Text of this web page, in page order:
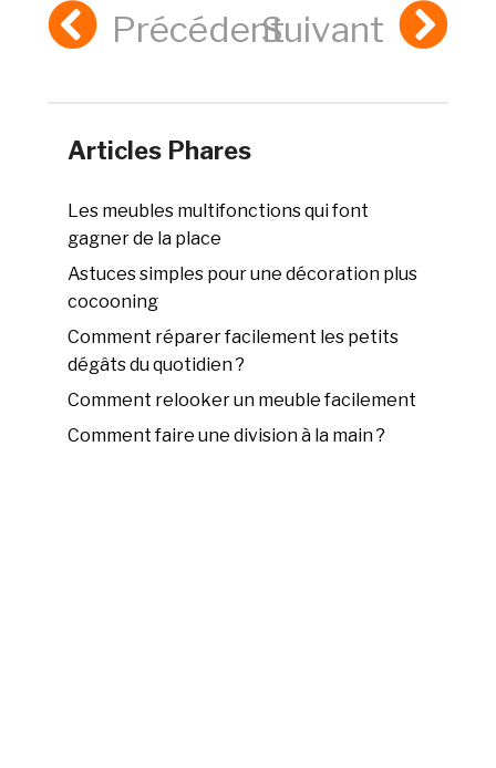
PrécédentSuivant
Articles Phares
Les meubles multifonctions qui font
gagner de la place
Astuces simples pour une décoration plus
cocooning
Comment réparer facilement les petits
dégâts du quotidien ?
Comment relooker un meuble facilement
Comment faire une division à la main ?